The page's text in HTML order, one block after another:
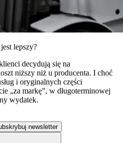
lepszy?
decydują się na
niższy niż u producenta. I choć
i oryginalnych części
„za markę”, w długoterminowej
wydatek.
newsletter